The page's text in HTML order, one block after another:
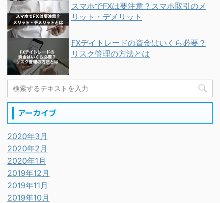
スマホでFXは要注意？スマホ取引のメ
リット・デメリット
FXデイトレードの資金はいくら必要？
リスク管理の方法とは
アーカイブ
2020年3月
2020年2月
2020年1月
2019年12月
2019年11月
2019年10月